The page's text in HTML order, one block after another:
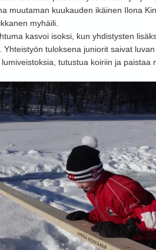
muutaman kuukauden ikäinen Ilona
myhäili.
kasvoi isoksi, kun yhdistysten
tuloksena juniorit saivat
tutustua koiriin ja paistaa